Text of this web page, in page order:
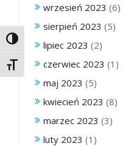
Toggle High Contrast
Toggle Font size
wrzesień 2023 (6)
sierpień 2023 (5)
lipiec 2023 (2)
czerwiec 2023 (1)
maj 2023 (5)
kwiecień 2023 (8)
marzec 2023 (3)
luty 2023 (1)